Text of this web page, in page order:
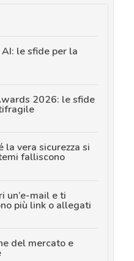
le sfide per la
2026: le sfide
la vera sicurezza si
falliscono
un’e-mail e ti
più link o allegati
del mercato e